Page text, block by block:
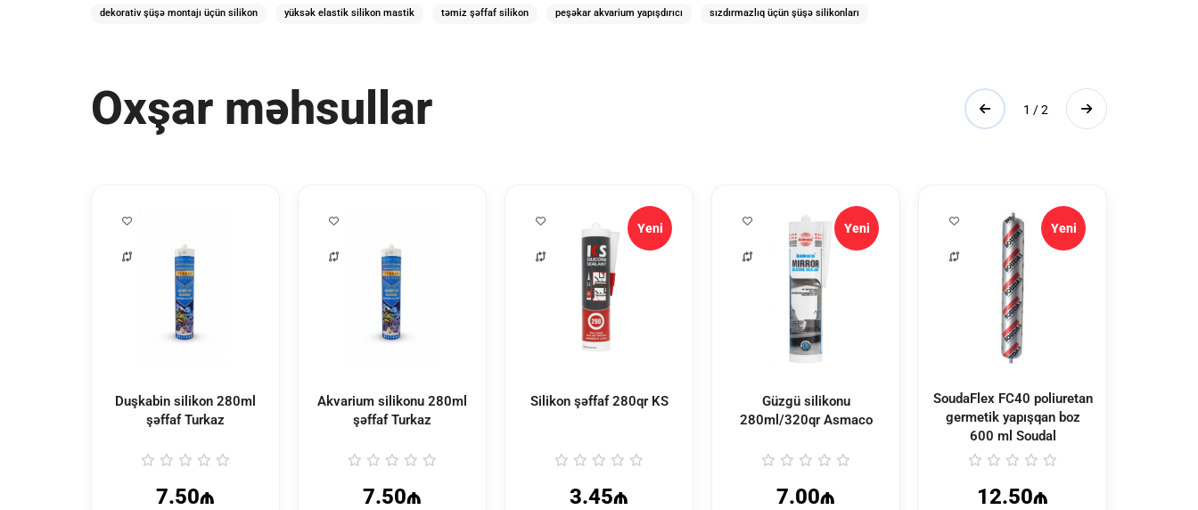
dekorativ şüşə montajı üçün silikon yüksək elastik silikon mastik təmiz şəffaf silikon peşəkar akvarium yapışdırıcı sızdırmazlıq üçün şüşə silikonları
Oxşar məhsullar
Duşkabin silikon 280ml
şəffaf Turkaz
7.50₼
Akvarium silikonu 280ml
şəffaf Turkaz
7.50₼
Yeni
Silikon şəffaf 280qr KS
3.45₼
Yeni
Güzgü silikonu
280ml/320qr Asmaco
7.00₼
Yeni
SoudaFlex FC40 poliuretan
germetik yapışqan boz
600 ml Soudal
12.50₼
1 / 2